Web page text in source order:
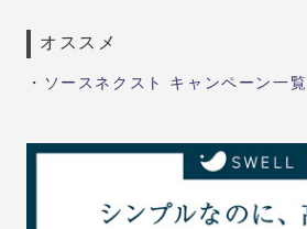
オススメ
・ ソースネクスト キャンペーン一覧